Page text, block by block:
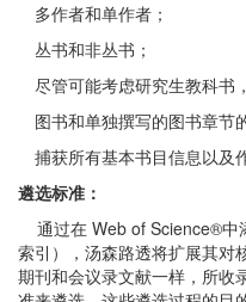
多作者和单作者；
丛书和非丛书；
尽管可能考虑研究生教科书
图书和单独撰写的图书章节
捕获所有基本书目信息以及
遴选标准：
通过在 Web of Science®中
索引），汤森路透将扩展其对
期刊和会议录文献一样，所收